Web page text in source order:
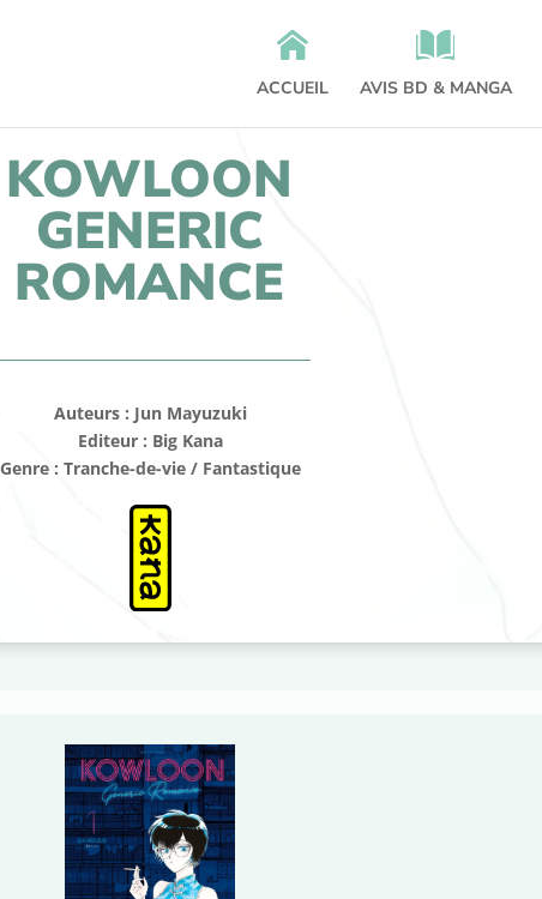
ACCUEIL AVIS BD & MANGA
KOWLOON
GENERIC
ROMANCE
Auteurs : Jun Mayuzuki
Editeur : Big Kana
Genre : Tranche-de-vie / Fantastique